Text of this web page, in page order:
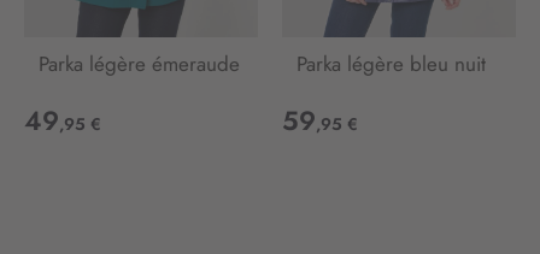
Parka légère émeraude
49,95 €
Parka légère bleu nuit
59,95 €